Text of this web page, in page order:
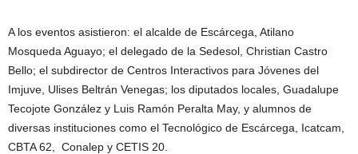
A los eventos asistieron: el alcalde de Escárcega, Atilano
Mosqueda Aguayo; el delegado de la Sedesol, Christian Castro
Bello; el subdirector de Centros Interactivos para Jóvenes del
Imjuve, Ulises Beltrán Venegas; los diputados locales, Guadalupe
Tecojote González y Luis Ramón Peralta May, y alumnos de
diversas instituciones como el Tecnológico de Escárcega, Icatcam,
CBTA 62, Conalep y CETIS 20.